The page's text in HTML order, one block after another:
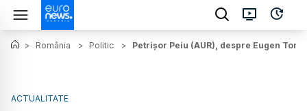
> România > Politic > Petrișor Peiu (AUR), despre Eugen
ACTUALITATE